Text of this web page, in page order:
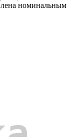
номинальным